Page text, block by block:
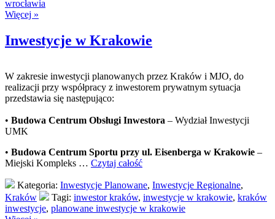
wrocławia
Więcej »
Inwestycje w Krakowie
W zakresie inwestycji planowanych przez Kraków i MJO, do
realizacji przy współpracy z inwestorem prywatnym sytuacja
przedstawia się następująco:
• Budowa Centrum Obsługi Inwestora – Wydział Inwestycji
UMK
• Budowa Centrum Sportu przy ul. Eisenberga w Krakowie –
Miejski Kompleks … Czytaj całość
Kategoria: Inwestycje Planowane, Inwestycje Regionalne,
Kraków
Tagi: inwestor kraków, inwestycje w krakowie, kraków
inwestycje, planowane inwestycje w krakowie